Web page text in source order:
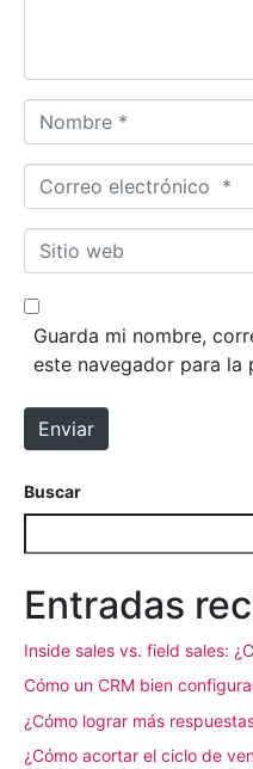
Nombre *
Correo electrónico *
Sitio web
Guarda mi nombre,
este navegador para la
Enviar
Buscar
Entradas
Inside sales vs. field sales:
Cómo un CRM bien
¿Cómo lograr más
¿Cómo acortar el ciclo de